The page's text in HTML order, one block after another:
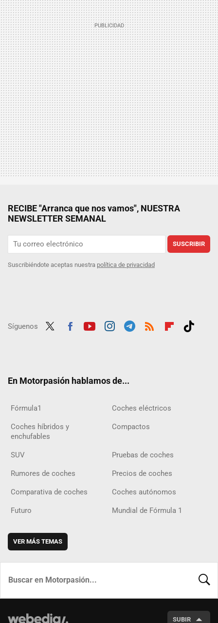
RECIBE "Arranca que nos vamos", NUESTRA
NEWSLETTER SEMANAL
SUSCRIBIR
Suscribiéndote aceptas nuestra política de privacidad
Síguenos
En Motorpasión hablamos de...
Fórmula1 Coches eléctricos
Coches híbridos y
enchufables
Compactos
SUV Pruebas de coches
Rumores de coches Precios de coches
Comparativa de coches Coches autónomos
Futuro Mundial de Fórmula 1
VER MÁS TEMAS
SUBIR